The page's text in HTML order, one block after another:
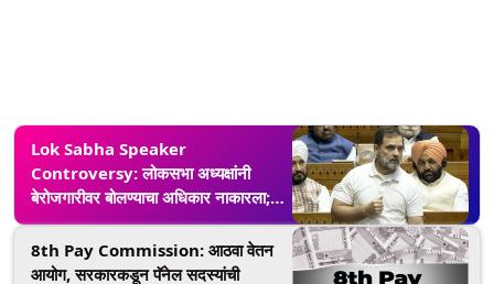
Lok Sabha Speaker
Controversy: लोकसभा अध्यक्षांनी
बेरोजगारीवर बोलण्याचा अधिकार नाकारला;
राहुल गांधी यांचा आरोप
8th Pay Commission: आठवा वेतन
आयोग, सरकारकडून पॅनेल सदस्यांची